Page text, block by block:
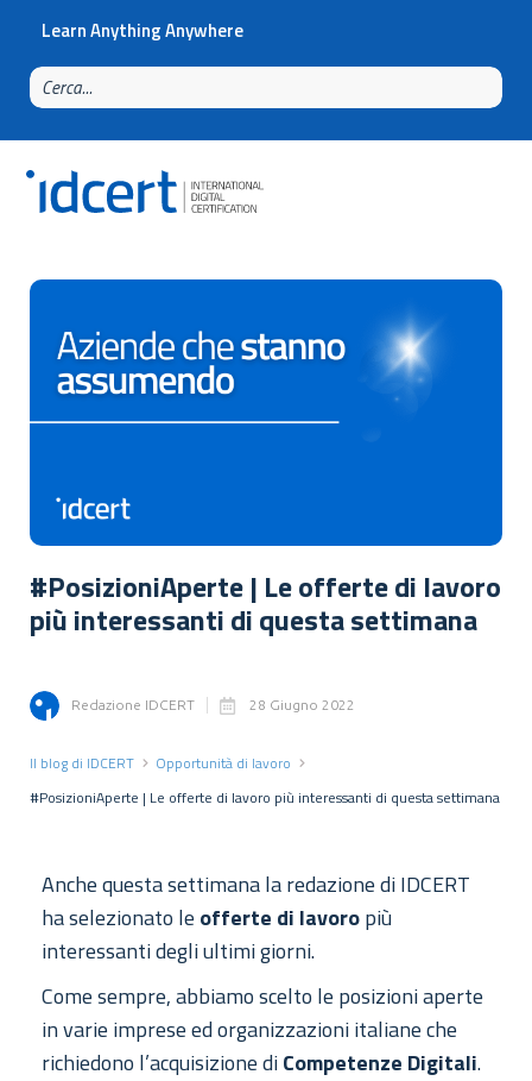
Learn Anything Anywhere
#PosizioniAperte | Le offerte di lavoro
più interessanti di questa settimana
Redazione IDCERT 28 Giugno 2022
Il blog di IDCERT
Opportunità di lavoro
#PosizioniAperte | Le offerte di lavoro più interessanti di questa settimana
Anche questa settimana la redazione di IDCERT
ha selezionato le offerte di lavoropiù
interessanti degli ultimi giorni.
Come sempre, abbiamo scelto le posizioni aperte
in varie imprese ed organizzazioni italiane che
richiedono l’acquisizione diCompetenze Digitali.